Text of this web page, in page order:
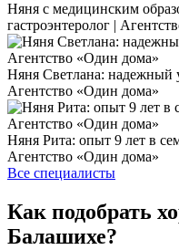
Няня с медицинским
гастроэнтеролог |
Няня Светлана: надежный
Агентство «Один дома»
Няня Рита: опыт 9 лет в
Агентство «Один дома»
Все специалисты
Как подобрать
Балашихе?